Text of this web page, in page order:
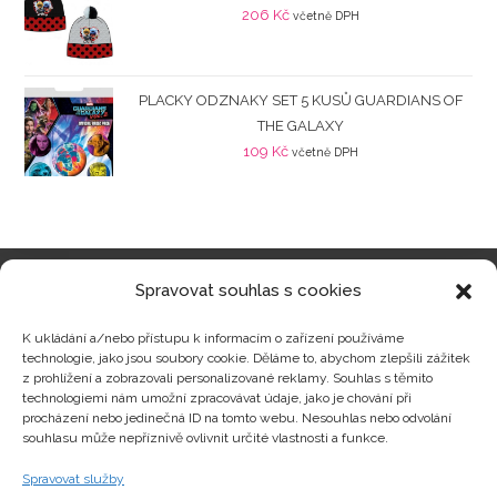
Spravovat souhlas s cookies
K ukládání a/nebo přístupu k informacím o zařízení používáme
technologie, jako jsou soubory cookie. Děláme to, abychom zlepšili zážitek
z prohlížení a zobrazovali personalizované reklamy. Souhlas s těmito
technologiemi nám umožní zpracovávat údaje, jako je chování při
procházení nebo jedinečná ID na tomto webu. Nesouhlas nebo odvolání
souhlasu může nepříznivě ovlivnit určité vlastnosti a funkce.
Spravovat služby
206 Kč včetně DPH
PLACKY ODZNAKY SET 5 KUSŮ GUARDIANS OF
THE GALAXY
109 Kč včetně DPH
Zajímavosti